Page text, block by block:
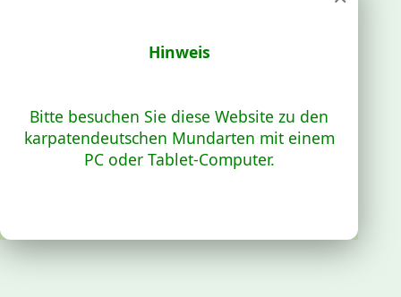
Hinweis
Bitte besuchen Sie diese Website zu den
karpatendeutschen Mundarten mit einem
PC oder Tablet-Computer.